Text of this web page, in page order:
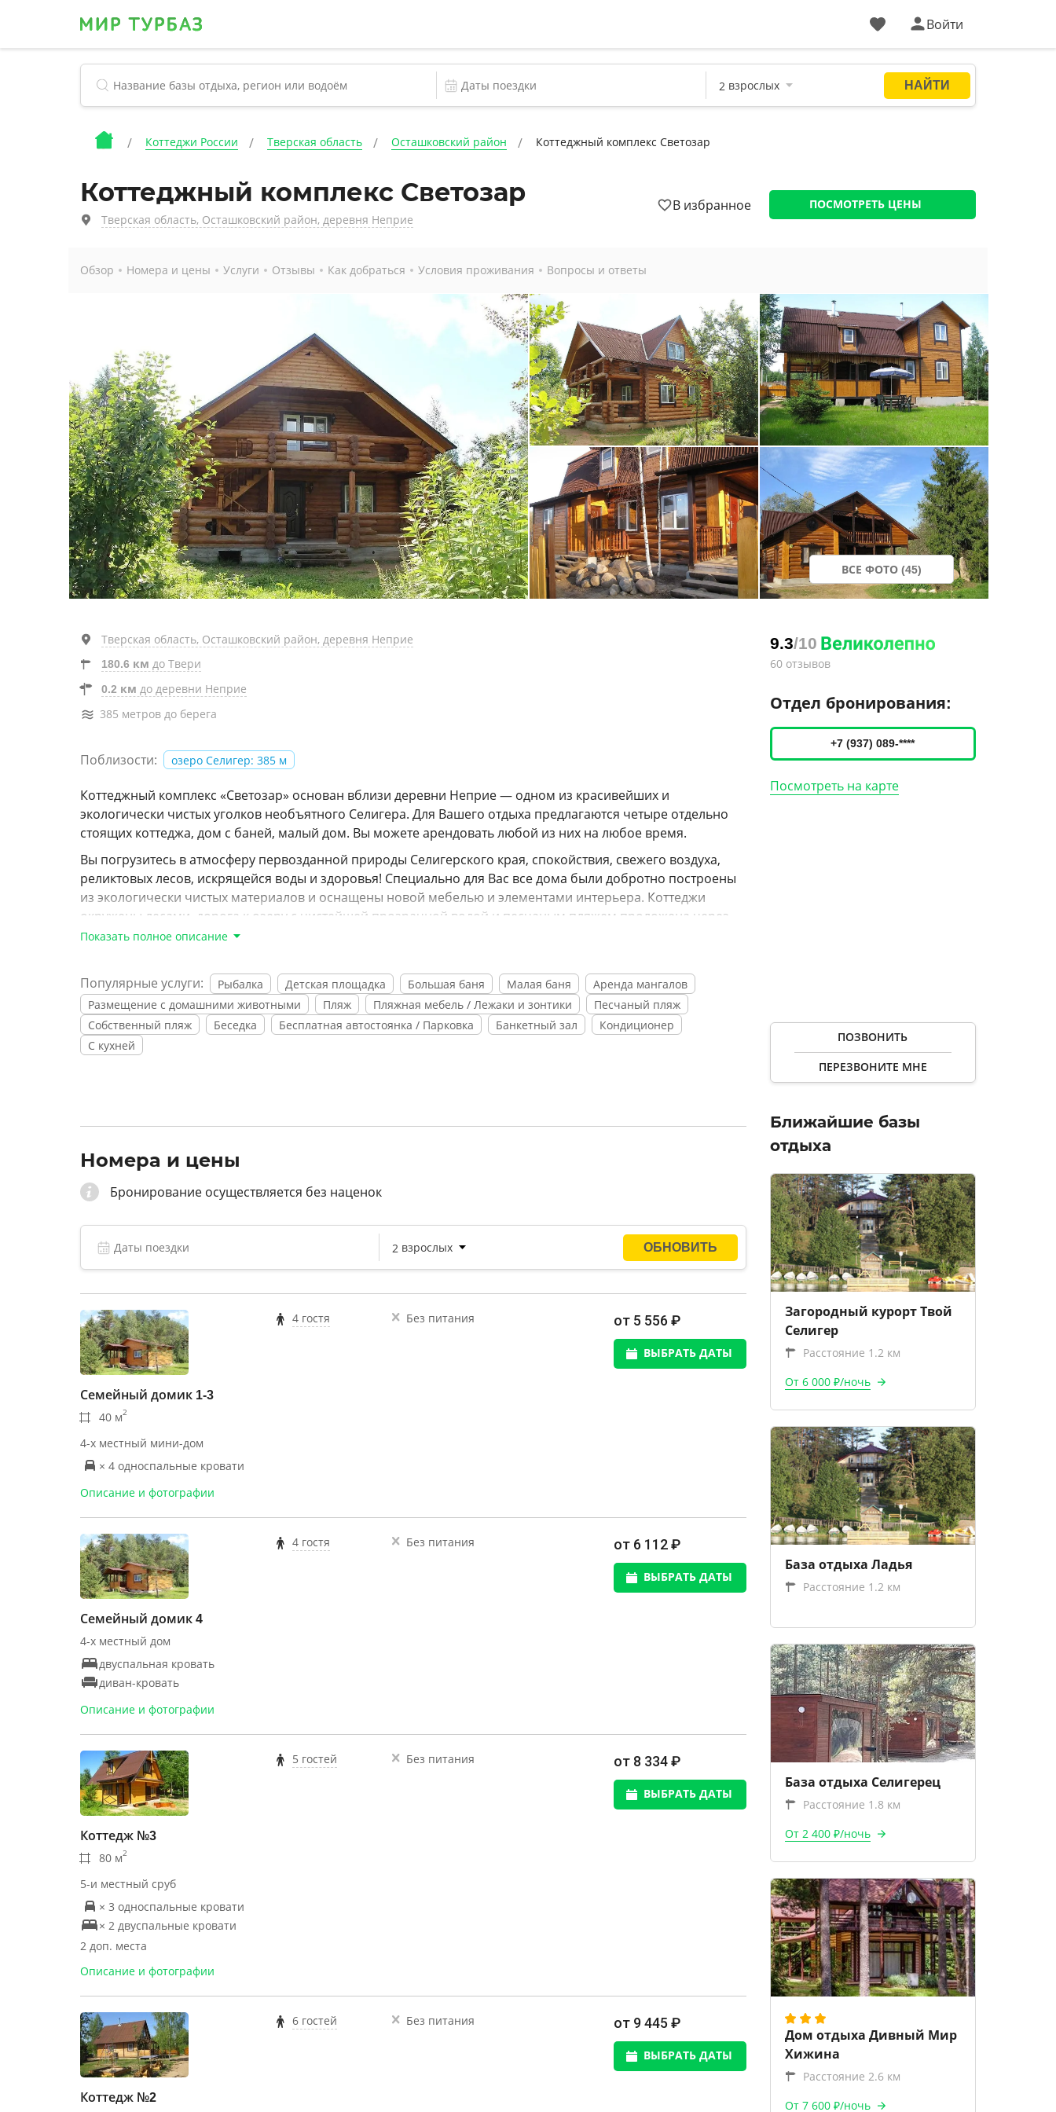
Войти
Коттеджи России Тверская область Осташковский район Коттеджный комплекс Светозар
Коттеджный комплекс Светозар
Тверская область, Осташковский район, деревня Неприе
В избранное ПОСМОТРЕТЬ ЦЕНЫ
Обзор Номера и цены Услуги Отзывы Как добраться Условия проживания Вопросы и ответы
ВСЕ ФОТО (45)
Тверская область, Осташковский район, деревня Неприе
180.6 км до Твери
0.2 км до деревни Неприе
385 метров до берега
Поблизости: озеро Селигер: 385 м
Коттеджный комплекс «Светозар» основан вблизи деревни Неприе — одном из красивейших и
экологически чистых уголков необъятного Селигера. Для Вашего отдыха предлагаются четыре отдельно
стоящих коттеджа, дом с баней, малый дом. Вы можете арендовать любой из них на любое время.
Вы погрузитесь в атмосферу первозданной природы Селигерского края, спокойствия, свежего воздуха,
реликтовых лесов, искрящейся воды и здоровья! Специально для Вас все дома были добротно построены
из экологически чистых материалов и оснащены новой мебелью и элементами интерьера. Коттеджи
окружены лесами, дорога к озеру с чистейшей прозрачной водой и песчаным пляжем проложена через
пролесок и будет приятной прогулкой.
позитив! Для Вашего досуга возможна организация питания, конных прогулок, экскурсий, отдыха на
островах, рыбалки и ознакомительных прогулок по водной глади озера. Для детей имеется оборудованная
детская площадка.
Показать полное описание
Популярные услуги: Рыбалка Детская площадка Большая баня Малая баня
Аренда мангалов
Размещение с домашними животными
Пляж Пляжная мебель / Лежаки и зонтики
Песчаный пляж
Собственный пляж
Беседка Бесплатная автостоянка / Парковка Банкетный зал
Кондиционер
С кухней
Номера и цены
Бронирование осуществляется без наценок
Семейный домик 1-3
40 м2
4-х местный мини-дом
× 4 односпальные кровати
Описание и фотографии
4 гостя Без питания от 5 556 ₽
ВЫБРАТЬ ДАТЫ
Семейный домик 4
4-х местный дом
двуспальная кровать
диван-кровать
Описание и фотографии
4 гостя Без питания от 6 112 ₽
ВЫБРАТЬ ДАТЫ
Коттедж №3
80 м2
5-и местный сруб
× 3 односпальные кровати
× 2 двуспальные кровати
2 доп. места
Описание и фотографии
5 гостей Без питания от 8 334 ₽
ВЫБРАТЬ ДАТЫ
Коттедж №2
6 гостей Без питания от 9 445 ₽
ВЫБРАТЬ ДАТЫ
9.3/10
60 отзывов
Отдел бронирования:
+7 (937) 089-****
Посмотреть на карте
ПОЗВОНИТЬ
ПЕРЕЗВОНИТЕ МНЕ
Ближайшие базы
отдыха
Загородный курорт Твой
Селигер
Расстояние 1.2 км
От 6 000 ₽/ночь
База отдыха Ладья
Расстояние 1.2 км
База отдыха Селигерец
Расстояние 1.8 км
От 2 400 ₽/ночь
Дом отдыха Дивный Мир
Хижина
Расстояние 2.6 км
От 7 600 ₽/ночь